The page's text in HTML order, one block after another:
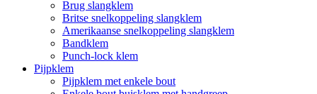
Brug slangklem
Britse snelkoppeling slangklem
Amerikaanse snelkoppeling slangklem
Bandklem
Punch-lock klem
Pijpklem
Pijpklem met enkele bout